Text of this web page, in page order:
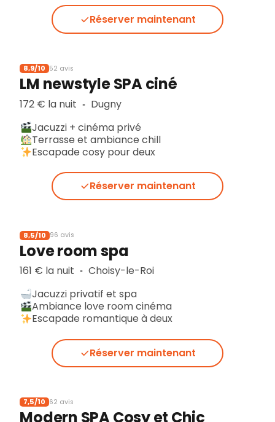
Réserver maintenant
8,9/10 52 avis
LM newstyle SPA ciné
172 € la nuit ▪︎ Dugny
Jacuzzi + cinéma privé
Terrasse et ambiance chill
Escapade cosy pour deux
Réserver maintenant
8,5/10 96 avis
Love room spa
161 € la nuit ▪︎ Choisy-le-Roi
Jacuzzi privatif et spa
Ambiance love room cinéma
Escapade romantique à deux
Réserver maintenant
7,5/10 62 avis
Modern SPA Cosy et Chic